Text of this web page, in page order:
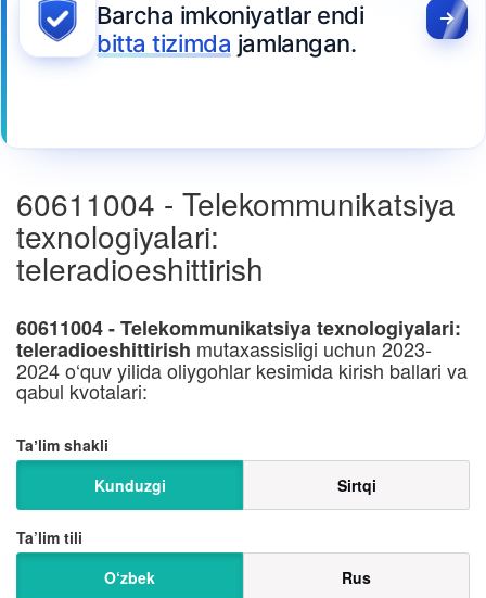
Barcha imkoniyatlar endi
bitta tizimda jamlangan.
60611004 - Telekommunikatsiya
texnologiyalari:
teleradioeshittirish
60611004 - Telekommunikatsiya texnologiyalari:
teleradioeshittirish mutaxassisligi uchun 2023-
2024 o‘quv yilida oliygohlar kesimida kirish ballari va
qabul kvotalari:
Taʼlim shakli
Kunduzgi
Sirtqi
Ta’lim tili
O‘zbek
Rus